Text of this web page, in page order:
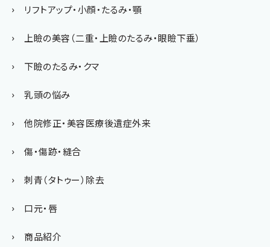
リフトアップ・小顔・たるみ・顎
上瞼の美容（二重・上瞼のたるみ・眼瞼下垂）
下瞼のたるみ・クマ
乳頭の悩み
他院修正・美容医療後遺症外来
傷・傷跡・縫合
刺青（タトゥー）除去
口元・唇
商品紹介